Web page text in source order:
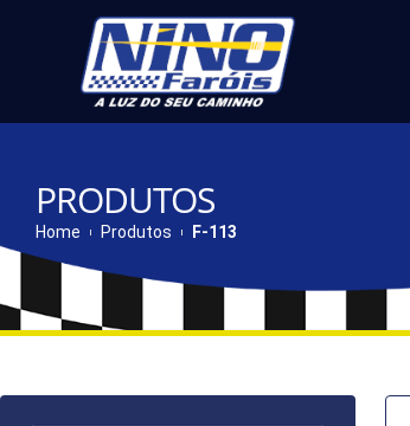
PRODUTOS
Home Produtos F-113